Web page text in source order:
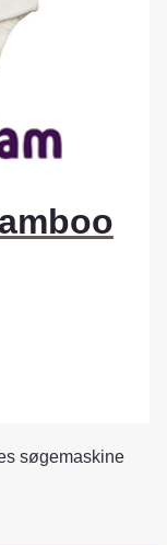
søgemaskine